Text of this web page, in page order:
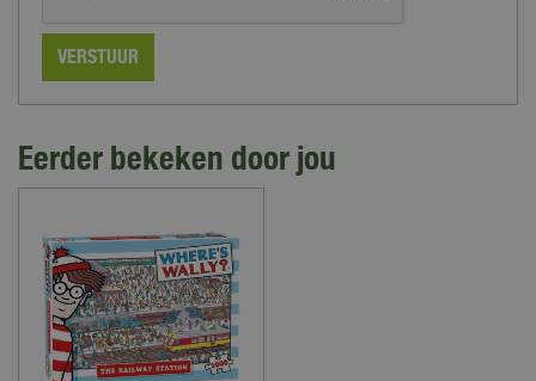
Eerder bekeken door jou